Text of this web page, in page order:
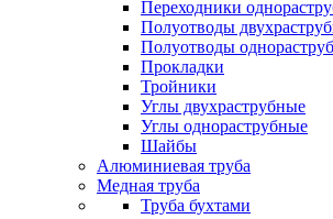
Переходники
Полуотводы
Полуотводы
Прокладки
Тройники
Углы двухраструбные
Углы однораструбные
Шайбы
Алюминиевая труба
Медная труба
Труба бухтами